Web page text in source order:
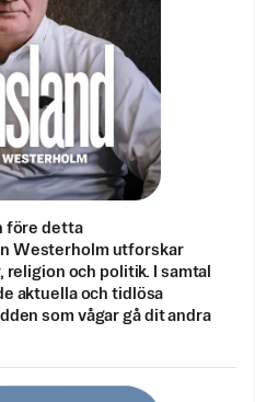
före detta
Westerholm utforskar
och politik. I samtal
aktuella och tidlösa
som vågar gå dit andra